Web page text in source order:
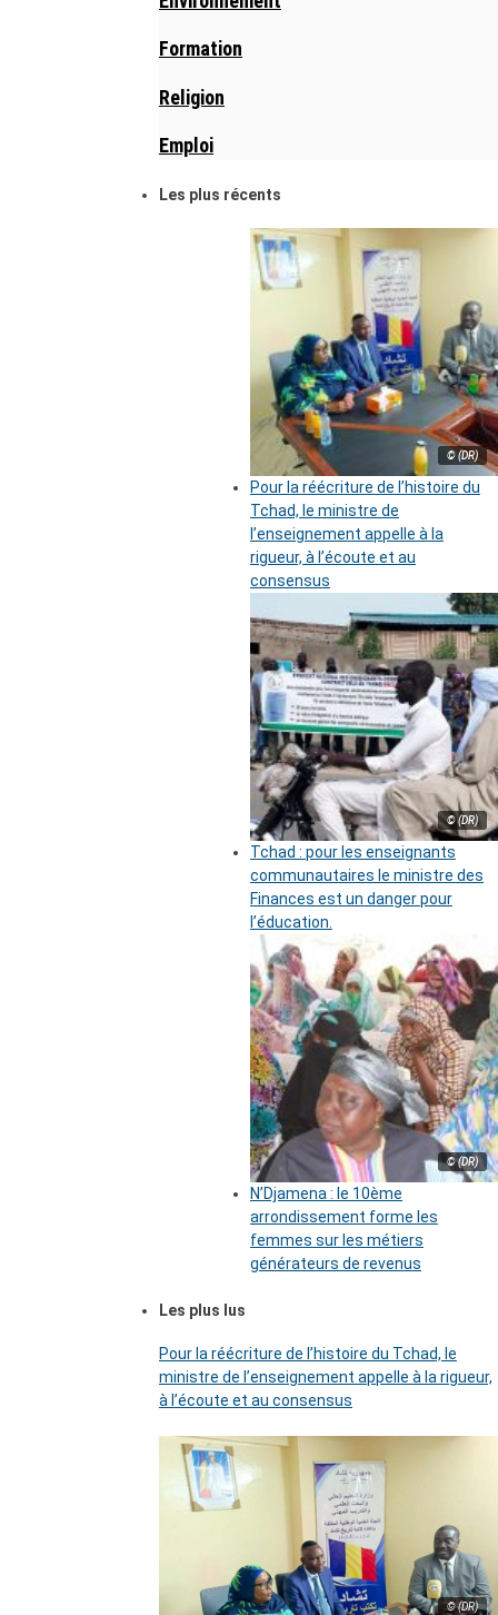
Formation
Religion
Emploi
Les plus récents
© (DR)
Pour la réécriture de l’histoire du
Tchad, le ministre de
l’enseignement appelle à la
rigueur, à l’écoute et au
consensus
© (DR)
Tchad : pour les enseignants
communautaires le ministre des
Finances est un danger pour
l’éducation.
© (DR)
N’Djamena : le 10ème
arrondissement forme les
femmes sur les métiers
générateurs de revenus
Les plus lus
Pour la réécriture de l’histoire du Tchad, le
ministre de l’enseignement appelle à la rigueur,
à l’écoute et au consensus
© (DR)